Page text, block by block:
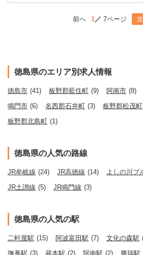
前へ 1 7ページ
徳島県のエリア別求人情報
徳島市 (41) 板野郡藍住町 (9) 阿南市 (8)
鳴門市 (6) 名西郡石井町 (3) 板野郡松茂町
板野郡北島町 (1)
徳島県の人気の路線
JR牟岐線 (24) JR高徳線 (14) よしの川ブ
JR土讃線 (5) JR鳴門線 (3)
徳島県の人気の駅
二軒屋駅 (15) 阿波富田駅 (7) 文化の森駅
撫養駅 (3) 蔵本駅 (2) 阿南駅 (2) 勝瑞駅